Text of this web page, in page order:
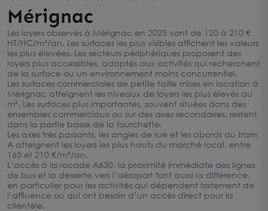
Mérignac
Les loyers observés à Mérignac en 2025 vont de 120 à 210 €
HT/HC/m²/an. Les surfaces les plus visibles affichent les valeurs
les plus élevées. Les secteurs périphériques proposent des
loyers plus accessibles, adaptés aux activités qui recherchent
de la surface ou un environnement moins concurrentiel.
Les surfaces commerciales de petite taille mises en location à
Mérignac atteignent les niveaux de loyers les plus élevés au
m². Les surfaces plus importantes, souvent situées dans des
ensembles commerciaux ou sur des axes secondaires, restent
dans la partie basse de la fourchette.
Les axes très passants, les angles de rue et les abords du tram
A atteignent les loyers les plus hauts du marché local, entre
165 et 210 €/m²/an.
L’accès à la rocade A630, la proximité immédiate des lignes
de bus et la desserte vers l’aéroport font aussi la différence,
en particulier pour les activités qui dépendent fortement de
l’affluence ou qui ont besoin d’un accès direct pour la
clientèle.